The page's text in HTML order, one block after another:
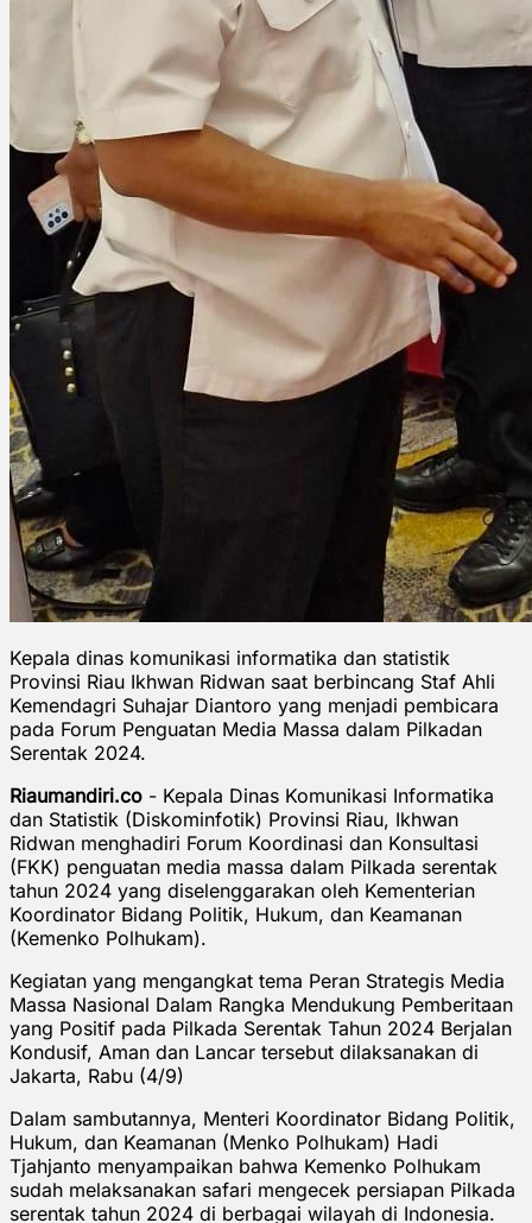
Kepala dinas komunikasi informatika dan statistik
Provinsi Riau Ikhwan Ridwan saat berbincang Staf Ahli
Kemendagri Suhajar Diantoro yang menjadi pembicara
pada Forum Penguatan Media Massa dalam Pilkadan
Serentak 2024.
Riaumandiri.co - Kepala Dinas Komunikasi Informatika
dan Statistik (Diskominfotik) Provinsi Riau, Ikhwan
Ridwan menghadiri Forum Koordinasi dan Konsultasi
(FKK) penguatan media massa dalam Pilkada serentak
tahun 2024 yang diselenggarakan oleh Kementerian
Koordinator Bidang Politik, Hukum, dan Keamanan
(Kemenko Polhukam).
Kegiatan yang mengangkat tema Peran Strategis Media
Massa Nasional Dalam Rangka Mendukung Pemberitaan
yang Positif pada Pilkada Serentak Tahun 2024 Berjalan
Kondusif, Aman dan Lancar tersebut dilaksanakan di
Jakarta, Rabu (4/9)
Dalam sambutannya, Menteri Koordinator Bidang Politik,
Hukum, dan Keamanan (Menko Polhukam) Hadi
Tjahjanto menyampaikan bahwa Kemenko Polhukam
sudah melaksanakan safari mengecek persiapan Pilkada
serentak tahun 2024 di berbagai wilayah di Indonesia.